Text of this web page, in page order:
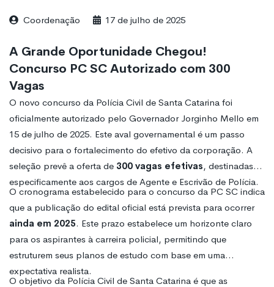
Coordenação 17 de julho de 2025
A Grande Oportunidade Chegou!
Concurso PC SC Autorizado com 300
Vagas
O novo concurso da Polícia Civil de Santa Catarina foi
oficialmente autorizado pelo Governador Jorginho Mello em
15 de julho de 2025. Este aval governamental é um passo
decisivo para o fortalecimento do efetivo da corporação. A
seleção prevê a oferta de 300 vagas efetivas, destinadas
especificamente aos cargos de Agente e Escrivão de Polícia.
O cronograma estabelecido para o concurso da PC SC indica
que a publicação do edital oficial está prevista para ocorrer
ainda em 2025. Este prazo estabelece um horizonte claro
para os aspirantes à carreira policial, permitindo que
estruturem seus planos de estudo com base em uma
expectativa realista.
O objetivo da Polícia Civil de Santa Catarina é que as